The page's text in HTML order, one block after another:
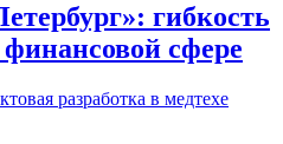
гибкость
сфере